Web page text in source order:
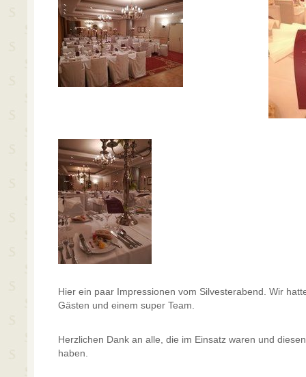
Hier ein paar Impressionen vom Silvesterabend. Wir
Gästen und einem super Team.
Herzlichen Dank an alle, die im Einsatz waren und
haben.